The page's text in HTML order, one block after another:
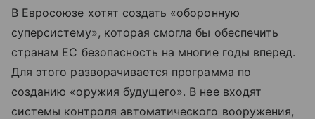
В Евросоюзе хотят создать «оборонную
суперсистему», которая смогла бы обеспечить
странам ЕС безопасность на многие годы вперед.
Для этого разворачивается программа по
созданию «оружия будущего». В нее входят
системы контроля автоматического вооружения,